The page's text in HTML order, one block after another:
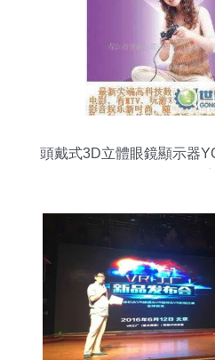
頭戴式3D立體眼鏡顯示器